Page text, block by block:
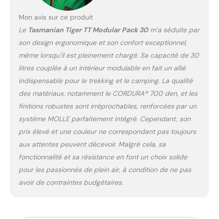
SYSTÈME DE BOISSON : le
comporte un support
pour la vessie
d'abreuvement et sorties
pour les tuyaux
58 x 27 x 18 cm; poids
1,65 kg (avec accessoires
1,95 kg ); volume 30 litres
Mon avis sur ce produit
Le Tasmanian Tiger TT Modular Pack 30m’a séduite par
son design ergonomique et son confort exceptionnel,
même lorsqu’il est pleinement chargé. Sa capacité de 30
litres couplée à un intérieur modulable en fait un allié
indispensable pour le trekking et le camping. La qualité
des matériaux, notamment le CORDURA® 700 den, et les
finitions robustes sont irréprochables, renforcées par un
système MOLLE parfaitement intégré. Cependant, son
prix élevé et une couleur ne correspondant pas toujours
aux attentes peuvent décevoir. Malgré cela, sa
fonctionnalité et sa résistance en font un choix solide
pour les passionnés de plein air, à condition de ne pas
avoir de contraintes budgétaires.